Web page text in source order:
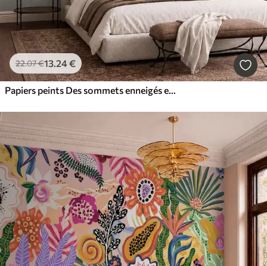
22.07€13.24€
Papiers peints Des sommets enneigés et un lac paisible aux reflets miroitants